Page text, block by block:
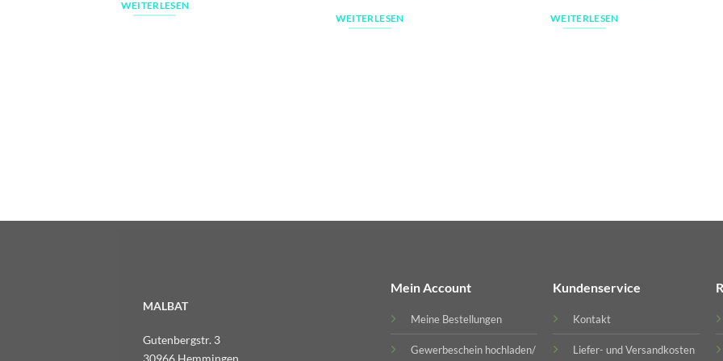
WEITERLESEN
WEITERLESEN WEITERLESEN
MALBAT
Gutenbergstr. 3
30966 Hemmingen
Mein Account
Meine Bestellungen
Gewerbeschein hochladen/
Kundenservice
Kontakt
Liefer- und Versandkosten